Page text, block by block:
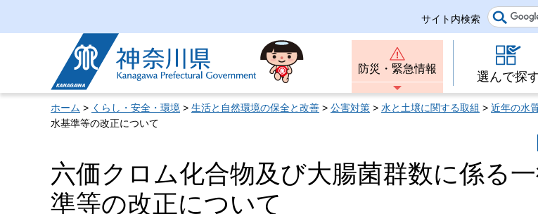
サイト内検索
神奈川県
防災・緊急情報
選んで探
ホーム > くらし・安全・環境 > 生活と自然環境の保全と改善 > 公害対策 > 水と土壌に関する取組 > 近年の水
水基準等の改正について
六価クロム化合物及び大腸菌群数に係る
準等の改正について